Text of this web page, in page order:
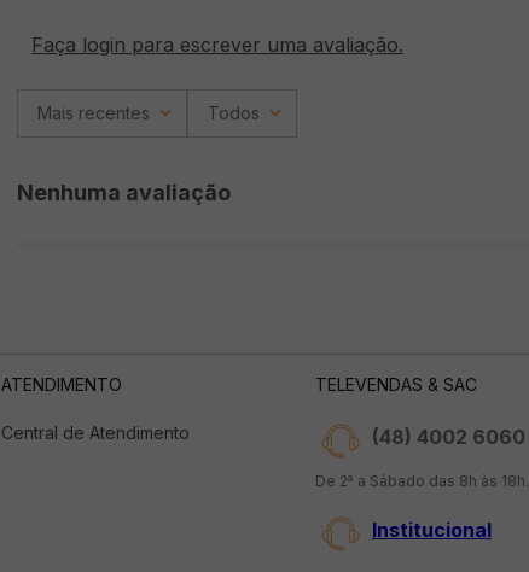
Faça login para escrever uma avaliação.
Mais recentes Todos
Nenhuma avaliação
ATENDIMENTO
Central de Atendimento
TELEVENDAS & SAC
(48) 4002 6060
De 2ª a Sábado das 8h às 18h.
Institucional